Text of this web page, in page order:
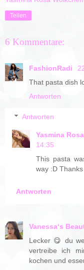
Teilen
6 Kommentare:
FashionRadi
That pasta dish
Antworten
Antworten
Yasmina
14:35
This pasta
way :D Thanks
Antworten
Vanessa‘s
Lecker 😋 du
vertreibe ich
kochen und